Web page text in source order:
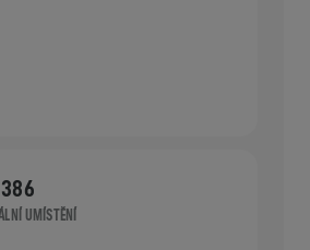
386
UMÍSTĚNÍ